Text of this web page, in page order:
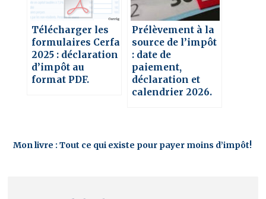
Télécharger les
formulaires Cerfa
2025 : déclaration
d’impôt au
format PDF.
Prélèvement à la
source de l’impôt
: date de
paiement,
déclaration et
calendrier 2026.
Mon livre : Tout ce qui existe pour payer moins d’impôt!